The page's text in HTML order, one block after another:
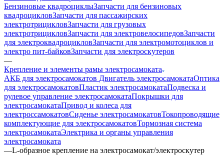
Бензиновые квадроциклыЗапчасти для бензиновых
квадроцикловЗапчасти для пассажирских
электротрицикловЗапчасти для грузовых
электротрицикловЗапчасти для электровелосипедовЗапчасти
для электроквадроцикловЗапчасти для электромотоциклов и
электро пит-байковЗапчасти для электроскутеров
—
Крепление и элементы рамы электросамоката
АКБ для электросамокатов Двигатель электросамокатаОптика
для электросамокатовПластик электросамокатаПодвеска и
рулевое управление электросамокатаПокрышки для
электросамокатаПривод и колеса для
электроссамокатовСиденье электросамокатовТокопроводящие
комплектующие для электросамокатовТормозная система
электросамокатаЭлектрика и органы управления
электросамоката
—L-образное крепление на электросамокат/электроскутер